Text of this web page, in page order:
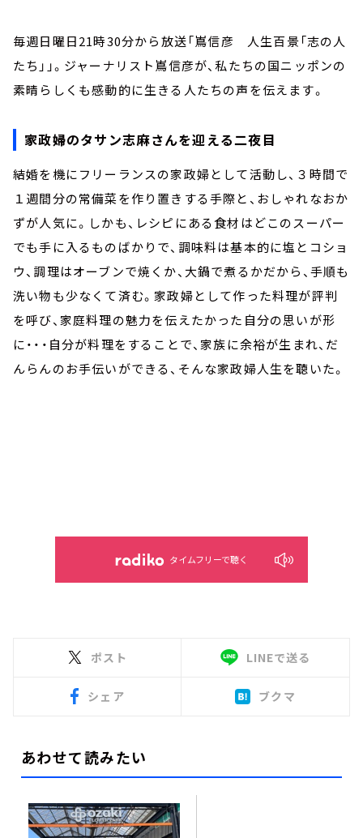
毎週日曜日21時30分から放送「嶌信彦 人生百景「志の人
たち」」。ジャーナリスト嶌信彦が、私たちの国ニッポンの
素晴らしくも感動的に生きる人たちの声を伝えます。
家政婦のタサン志麻さんを迎える二夜目
結婚を機にフリーランスの家政婦として活動し、３時間で
１週間分の常備菜を作り置きする手際と、おしゃれなおか
ずが人気に。しかも、レシピにある食材はどこのスーパー
でも手に入るものばかりで、調味料は基本的に塩とコショ
ウ、調理はオーブンで焼くか、大鍋で煮るかだから、手順も
洗い物も少なくて済む。家政婦として作った料理が評判
を呼び、家庭料理の魅力を伝えたかった自分の思いが形
に・・・自分が料理をすることで、家族に余裕が生まれ、だ
んらんのお手伝いができる、そんな家政婦人生を聴いた。
タイムフリーで聴く
ポスト LINEで送る
シェア ブクマ
あわせて読みたい